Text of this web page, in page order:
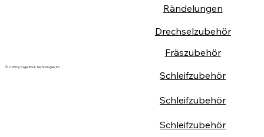
© 2035 by Eagle Rock Technologies, Inc.
Rändelungen
Drechselzubehör
Fräszubehör
Schleifzubehör
Schleifzubehör
Schleifzubehör